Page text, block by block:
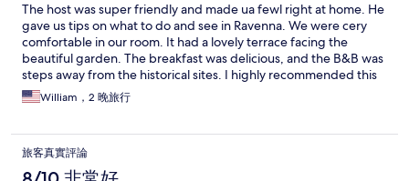
The host was super friendly and made ua fewl right at home. He
gave us tips on what to do and see in Ravenna. We were cery
comfortable in our room. It had a lovely terrace facing the
beautiful garden. The breakfast was delicious, and the B&B was
steps away from the historical sites. I highly recommended this
B&B!William，2 晚旅行
旅客真實評論